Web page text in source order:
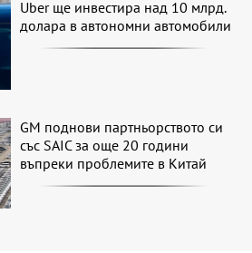
Uber ще инвестира над 10 млрд.
долара в автономни автомобили
GM поднови партньорството си
със SAIC за още 20 години
въпреки проблемите в Китай